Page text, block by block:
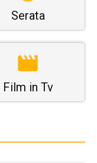
Serata
Film in Tv